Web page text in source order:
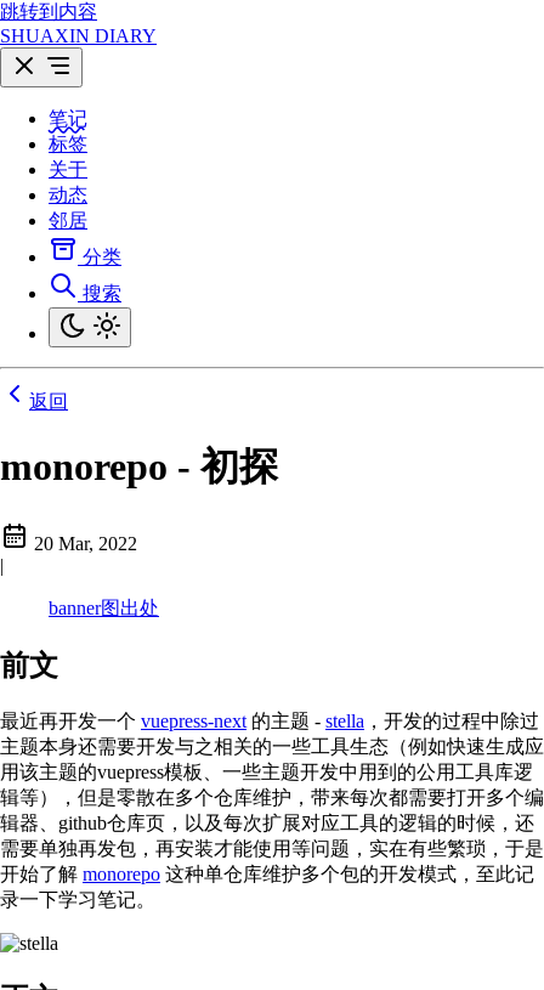
跳转到内容
SHUAXIN DIARY
笔记
标签
关于
动态
邻居
分类
搜索
返回
monorepo - 初探
20 Mar, 2022
|
banner图出处
前文
最近再开发一个 vuepress-next 的主题 - stella ，开发的过程中除过
主题本身还需要开发与之相关的一些工具生态（例如快速生成应
用该主题的vuepress模板、一些主题开发中用到的公用工具库逻
辑等），但是零散在多个仓库维护，带来每次都需要打开多个编
辑器、github仓库页，以及每次扩展对应工具的逻辑的时候，还
需要单独再发包，再安装才能使用等问题，实在有些繁琐，于是
开始了解 monorepo 这种单仓库维护多个包的开发模式，至此记
录一下学习笔记。